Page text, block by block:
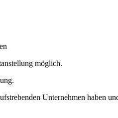
möglich.
Unternehmen haben